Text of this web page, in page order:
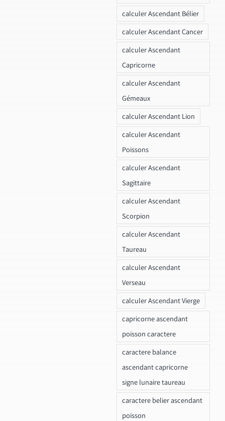
calculer Ascendant Bélier
calculer Ascendant Cancer
calculer Ascendant
Capricorne
calculer Ascendant
Gémeaux
calculer Ascendant Lion
calculer Ascendant
Poissons
calculer Ascendant
Sagittaire
calculer Ascendant
Scorpion
calculer Ascendant
Taureau
calculer Ascendant
Verseau
calculer Ascendant Vierge
capricorne ascendant
poisson caractere
caractere balance
ascendant capricorne
signe lunaire taureau
caractere belier ascendant
poisson